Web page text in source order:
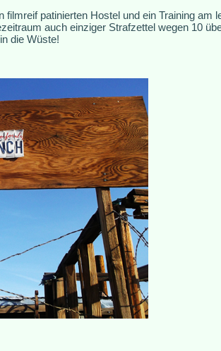
patinierten Hostel und ein Training am
auch einziger Strafzettel wegen 10
die Wüste!